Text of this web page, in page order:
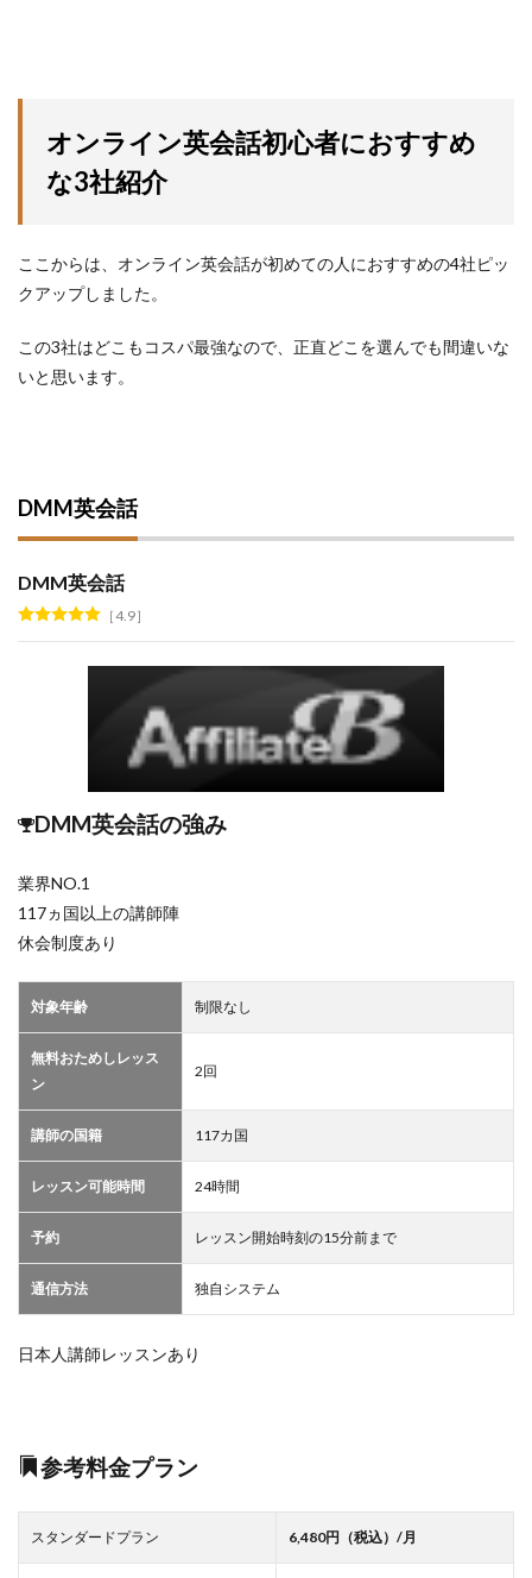
オンライン英会話初心者におすすめ
な3社紹介
ここからは、オンライン英会話が初めての人におすすめの4社ピッ
クアップしました。
この3社はどこもコスパ最強なので、正直どこを選んでも間違いな
いと思います。
DMM英会話
DMM英会話
4.9
DMM英会話の強み
業界NO.1
117ヵ国以上の講師陣
休会制度あり
対象年齢 制限なし
無料おためしレッス
ン
2回
講師の国籍 117カ国
レッスン可能時間 24時間
予約 レッスン開始時刻の15分前まで
通信方法 独自システム
日本人講師レッスンあり
参考料金プラン
スタンダードプラン 6,480円（税込）/月